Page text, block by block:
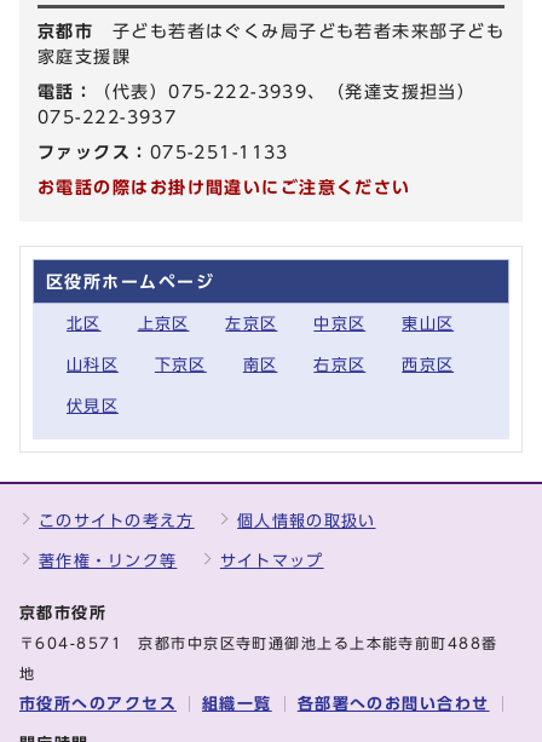
京都市 子ども若者はぐくみ局子ども若者未来部子ども
家庭支援課
電話：
（代表）075-222-3939、（発達支援担当）
075-222-3937
ファックス： 075-251-1133
お電話の際はお掛け間違いにご注意ください
区役所ホームページ
北区 上京区 左京区 中京区 東山区
山科区 下京区 南区 右京区 西京区
伏見区
このサイトの考え方 個人情報の取扱い
著作権・リンク等 サイトマップ
京都市役所
〒604-8571 京都市中京区寺町通御池上る上本能寺前町488番
地
市役所へのアクセス 組織一覧 各部署へのお問い合わせ